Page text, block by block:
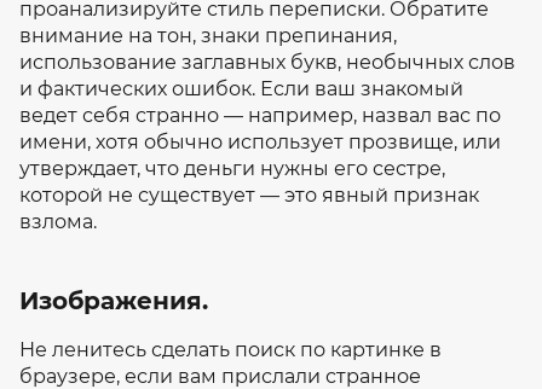
проанализируйте стиль переписки. Обратите
внимание на тон, знаки препинания,
использование заглавных букв, необычных слов
и фактических ошибок. Если ваш знакомый
ведет себя странно — например, назвал вас по
имени, хотя обычно использует прозвище, или
утверждает, что деньги нужны его сестре,
которой не существует — это явный признак
взлома.
Изображения.
Не ленитесь сделать поиск по картинке в
браузере, если вам прислали странное